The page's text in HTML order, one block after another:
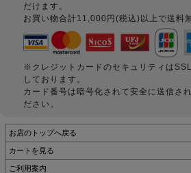
だけます。
お買い物合計11,000円(税込)以上で送料無
※クレジットカードのセキュリティは
しております。
カード番号は暗号化されて安全に送信さ
ださい。
お店のトップへ戻る
カートを見る
ご利用案内